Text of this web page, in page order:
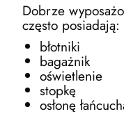
Dobrze
często posiadają:
błotniki
bagażnik
oświetlenie
stopkę
osłonę